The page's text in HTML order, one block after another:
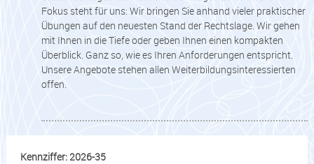
Fokus steht für uns: Wir bringen Sie anhand vieler praktischer
Übungen auf den neuesten Stand der Rechtslage. Wir gehen
mit Ihnen in die Tiefe oder geben Ihnen einen kompakten
Überblick. Ganz so, wie es Ihren Anforderungen entspricht.
Unsere Angebote stehen allen Weiterbildungsinteressierten
offen.
Kennziffer: 2026-35